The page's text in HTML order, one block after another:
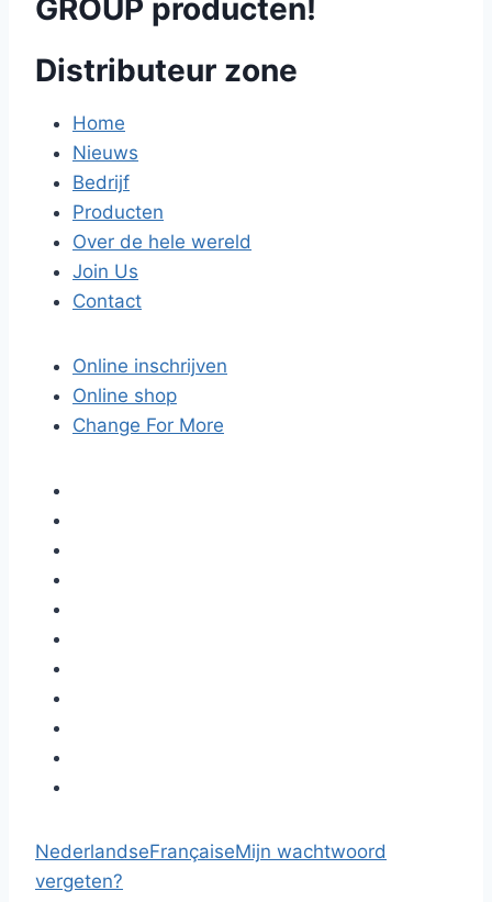
GROUP producten!
Distributeur zone
Home
Nieuws
Bedrijf
Producten
Over de hele wereld
Join Us
Contact
Online inschrijven
Online shop
Change For More
NederlandseFrançaiseMijn wachtwoord
vergeten?